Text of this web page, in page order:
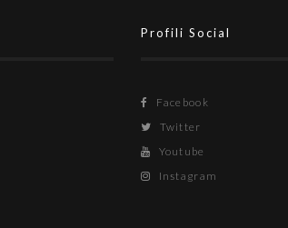
Profili Social
Facebook
Twitter
Youtube
Instagram